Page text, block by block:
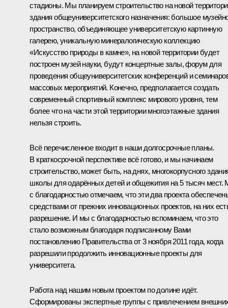
стадионы. Мы планируем строительство на новой
здания общеуниверситетского назначения: большое
пространство, объединяющее университетскую картинную
галерею, уникальную минералогическую коллекцию
«Искусство природы в камне», на новой территории будет
построен музей науки, будут концертные залы, форум для
проведения общеуниверситетских конференций и
массовых мероприятий. Конечно, предполагается создать
современный спортивный комплекс мирового уровня, тем
более что на части этой территории многоэтажные здания
нельзя строить.
Всё перечисленное входит в наши долгосрочные планы.
В краткосрочной перспективе всё готово, и мы начинаем
строительство, может быть, на днях, многокорпусного
школы для одарённых детей и общежития на 5 тысяч мест.
с благодарностью отмечаем, что эти два проекта
средствами от прежних инновационных проектов, на них
разрешение. И мы с благодарностью вспоминаем, что это
стало возможным благодаря подписанному Вами
постановлению Правительства от 3 ноября 2011 года, когда
разрешили продолжить инновационные проекты для
университета.
Работа над нашим новым проектом по долине идёт.
Сформированы экспертные группы с привлечением